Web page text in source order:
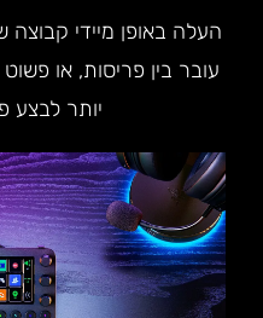
העלה באופן מיידי
עובר בין פריסות, או
יותר לבצע